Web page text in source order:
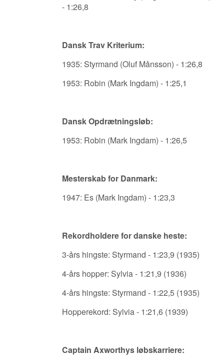
- 1:26,8
Dansk Trav Kriterium:
1935: Styrmand (Oluf Månsson) - 1:26,8
1953: Robin (Mark Ingdam) - 1:25,1
Dansk Opdrætningsløb:
1953: Robin (Mark Ingdam) - 1:26,5
Mesterskab for Danmark:
1947: Es (Mark Ingdam) - 1:23,3
Rekordholdere for danske heste:
3-års hingste: Styrmand - 1:23,9 (1935)
4-års hopper: Sylvia - 1:21,9 (1936)
4-års hingste: Styrmand - 1:22,5 (1935)
Hopperekord: Sylvia - 1:21,6 (1939)
Captain Axworthys løbskarriere: